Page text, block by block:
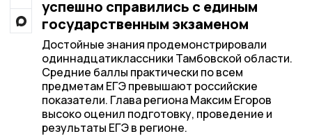
успешно справились с единым
государственным экзаменом
Достойные знания продемонстрировали
одиннадцатиклассники Тамбовской области.
Средние баллы практически по всем
предметам ЕГЭ превышают российские
показатели. Глава региона Максим Егоров
высоко оценил подготовку, проведение и
результаты ЕГЭ в регионе.